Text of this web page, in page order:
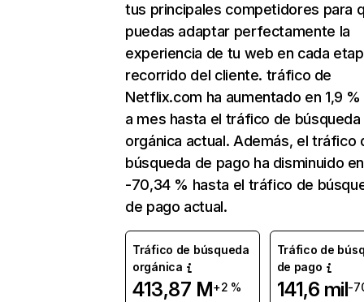
tus principales competidores para
puedas adaptar perfectamente la
experiencia de tu web en cada
recorrido del cliente. tráfico de
Netflix.com ha aumentado en 1,9
a mes hasta el tráfico de búsqueda
orgánica actual. Además, el tráfico
búsqueda de pago ha disminuido en
-70,34 % hasta el tráfico de
de pago actual.
Tráfico de búsqueda
orgánica
413,87 M+2 %
Tráfico de
de pago
141,6 mil-